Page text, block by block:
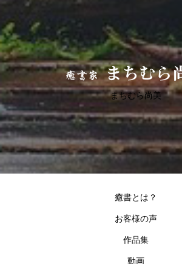
まちむら尚美
癒書とは？
お客様の声
作品集
動画